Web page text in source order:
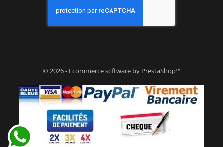
© 2026 - Ecommerce software by PrestaShop™